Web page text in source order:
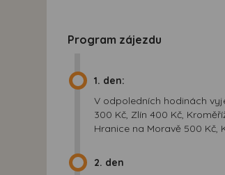
Program zájezdu
1. den:
V odpoledních hodinách
300 Kč, Zlín 400 Kč,
Hranice na Moravě 500 Kč,
2. den